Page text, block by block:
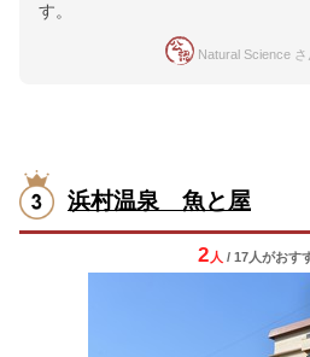
す。
Natural Science
浜村温泉 魚と屋
2 人 / 17人がおす